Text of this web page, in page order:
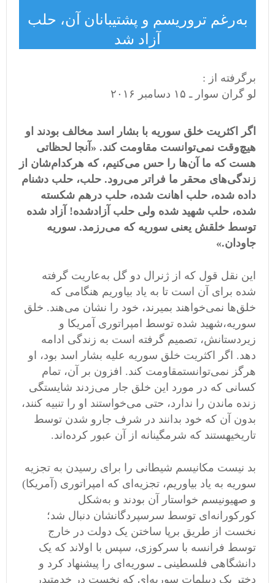
به‌رغم تروریسم و پشتیبانان آن، حلب
آزاد شد
برگرفته از :
لو گران سوار ـ ۱۵ دسامبر ۲۰۱۶
اگر اکثریت خلق سوریه با بشار اسد مخالف بودند او
هیچوقت نمیتوانست مقاومت کند. « آنجا لحظاتی
هست که ما آنها را حس میکنیم، که هرکدامشان از
زندگیهای محقر ما فراتر میرود. حلب، حلب دشنام
داده شده، حلب اهانت شده، حلب در هم شکسته
شده، حلب شهید شده ولی حلب آزادشده! آزاد شده
توسط خلقش یعنی سوریه که میرزمد. سوریه
جاودان.»
این نقل قول که از ژنرال دو گل بهعاریت گرفته
شده برای آن است تا به یاد بیاوریم هنگامی که
خلقها نمیخواهند بمیرند، خود را نشان میهند. خلق
سوریه،شهید شده توسط امپراتوری آمریکا و
زیر دستانش، تصمیم گرفته است به زندگی ادامه
دهد. اگر اکثریت خلق سوریه علیه بشار اسد بود، او
هرگز نمیتوانستمقاومت کند. افزون بر آن، تمام
کسانی که در مورد این خلق جار میزدند شایستگی
زنده ماندن را ندارد، حتی میخواستند او را تنبیه کنند،
بدون آن که خود بدانند در شرف جارو شدن توسط
تاریخیهستند که شرمگینانه از آن عبور کرده اند.
بد نیست مکانیسم شیطانی را برای رسیدن به تجزیه
سوریه به یاد بیاوریم، تجزیه ای که امپراتوری ( آمریکا)
و صهیونیسم خواستار آن بودند و بهشکل
کورکورانه ای توسط سرسپردگانشان دنبال شد؛
نخست از طریق برپا ساختن یک دولت در خارج
توسط فرانسه با سرکوزی، سپس با اولاند که یک
دانشگاهی فلسطینی ـ سوریه ای را پیشنهاد کرد و
دختر یک دیپلمات سوریه ای که نخست در خدمتپدر